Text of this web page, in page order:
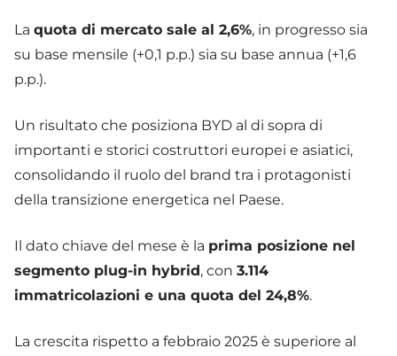
La quota di mercato sale al 2,6%, in progresso sia
su base mensile (+0,1 p.p.) sia su base annua (+1,6
p.p.).
Un risultato che posiziona BYD al di sopra di
importanti e storici costruttori europei e asiatici,
consolidando il ruolo del brand tra i protagonisti
della transizione energetica nel Paese.
Il dato chiave del mese è la prima posizione nel
segmento plug-in hybrid, con 3.114
immatricolazioni e una quota del 24,8%.
La crescita rispetto a febbraio 2025 è superiore al